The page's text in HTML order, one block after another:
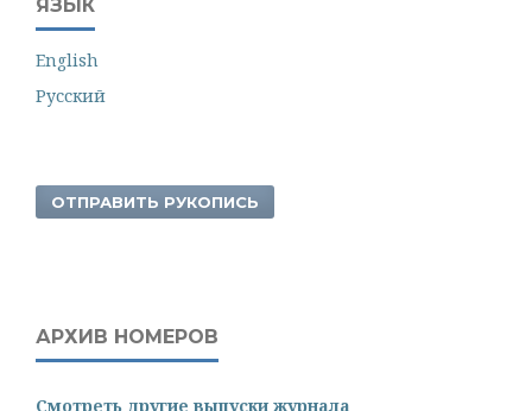
ЯЗЫК
English
Русский
ОТПРАВИТЬ РУКОПИСЬ
АРХИВ НОМЕРОВ
Смотреть другие выпуски журнала